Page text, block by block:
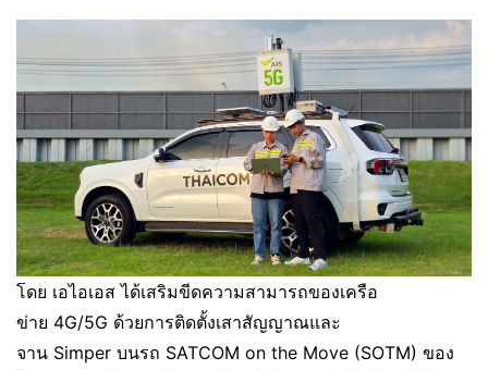
โดย เอไอเอส ได้เสริมขีดความสามารถของเครือ
ข่าย 4G/5G ด้วยการติดตั้งเสาสัญญาณและ
จาน Simper บนรถ SATCOM on the Move (SOTM) ของ